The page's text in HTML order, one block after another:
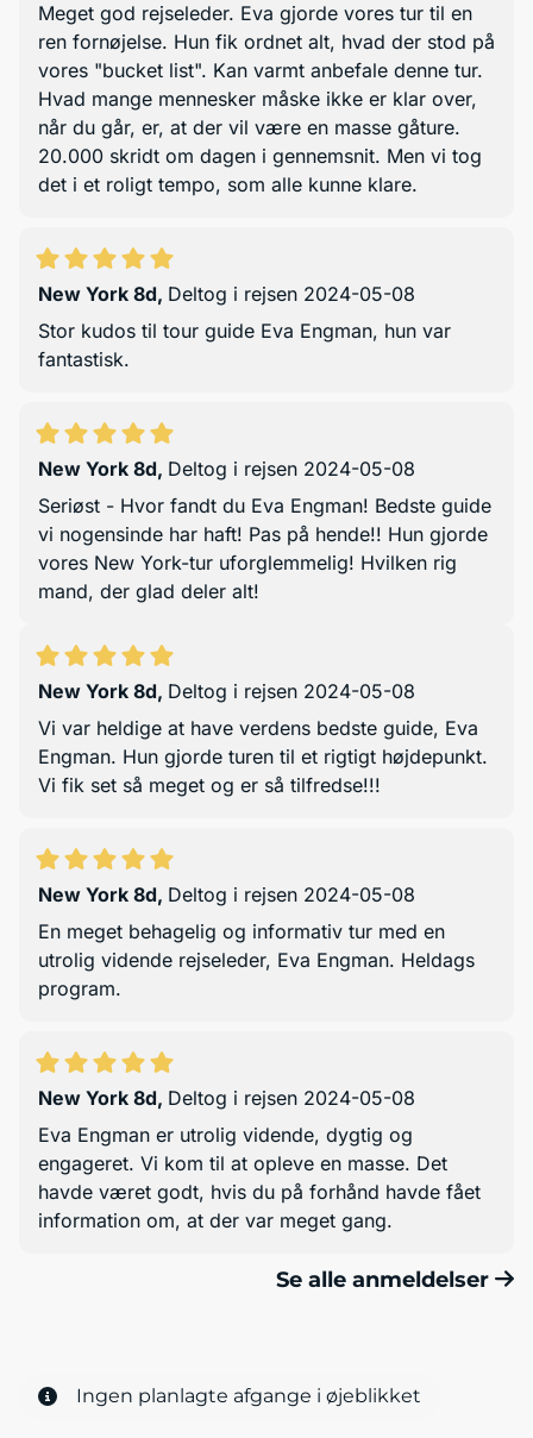
Meget god rejseleder. Eva gjorde vores tur til en
ren fornøjelse. Hun fik ordnet alt, hvad der stod på
vores "bucket list". Kan varmt anbefale denne tur.
Hvad mange mennesker måske ikke er klar over,
når du går, er, at der vil være en masse gåture.
20.000 skridt om dagen i gennemsnit. Men vi tog
det i et roligt tempo, som alle kunne klare.
New York 8d, Deltog i rejsen 2024-05-08
Stor kudos til tour guide Eva Engman, hun var
fantastisk.
New York 8d, Deltog i rejsen 2024-05-08
Seriøst - Hvor fandt du Eva Engman! Bedste guide
vi nogensinde har haft! Pas på hende!! Hun gjorde
vores New York-tur uforglemmelig! Hvilken rig
mand, der glad deler alt!
New York 8d, Deltog i rejsen 2024-05-08
Vi var heldige at have verdens bedste guide, Eva
Engman. Hun gjorde turen til et rigtigt højdepunkt.
Vi fik set så meget og er så tilfredse!!!
New York 8d, Deltog i rejsen 2024-05-08
En meget behagelig og informativ tur med en
utrolig vidende rejseleder, Eva Engman. Heldags
program.
New York 8d, Deltog i rejsen 2024-05-08
Eva Engman er utrolig vidende, dygtig og
engageret. Vi kom til at opleve en masse. Det
havde været godt, hvis du på forhånd havde fået
information om, at der var meget gang.
Se alle anmeldelser
Ingen planlagte afgange i øjeblikket